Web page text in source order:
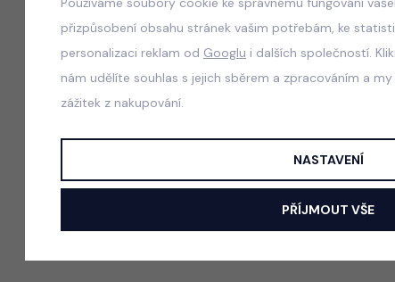
přizpůsobení obsahu stránek vašim potřebám, ke
personalizaci reklam od Googlu i dalších společností.
nám udělíte souhlas s jejich sběrem a zpracováním a
zážitek z nakupování.
NASTAVENÍ
PŘÍJMOUT VŠE